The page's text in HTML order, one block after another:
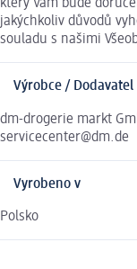
který Vám bude
jakýchkoliv důvodů
souladu s našimi
Výrobce / Dodavatel
dm-drogerie markt
servicecenter@dm.de
Vyrobeno v
Polsko